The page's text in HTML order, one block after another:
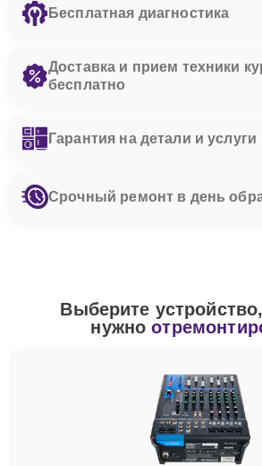
Бесплатная диагностика
Доставка и прием техники
бесплатно
Гарантия на детали и услуги
Срочный ремонт в день
Выберите
нужно